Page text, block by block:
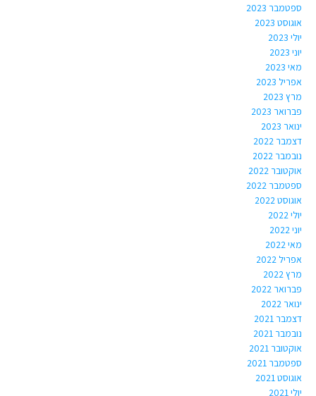
ספטמבר 2023
אוגוסט 2023
יולי 2023
יוני 2023
מאי 2023
אפריל 2023
מרץ 2023
פברואר 2023
ינואר 2023
דצמבר 2022
נובמבר 2022
אוקטובר 2022
ספטמבר 2022
אוגוסט 2022
יולי 2022
יוני 2022
מאי 2022
אפריל 2022
מרץ 2022
פברואר 2022
ינואר 2022
דצמבר 2021
נובמבר 2021
אוקטובר 2021
ספטמבר 2021
אוגוסט 2021
יולי 2021